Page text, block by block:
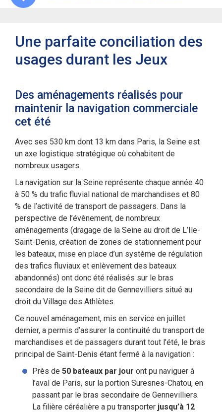
Une parfaite conciliation des
usages durant les Jeux
Des aménagements réalisés pour
maintenir la navigation commerciale
cet été
Avec ses 530 km dont 13 km dans Paris, la Seine est
un axe logistique stratégique où cohabitent de
nombreux usagers.
La navigation sur la Seine représente chaque année 40
à 50 % du trafic fluvial national de marchandises et 80
% de l’activité de transport de passagers. Dans la
perspective de l’évènement, de nombreux
aménagements (dragage de la Seine au droit de L’Ile-
Saint-Denis, création de zones de stationnement pour
les bateaux, mise en place d’un système de régulation
des trafics fluviaux et enlèvement des bateaux
abandonnés) ont donc été réalisés sur le bras
secondaire de la Seine dit de Gennevilliers situé au
droit du Village des Athlètes.
Ce nouvel aménagement, mis en service en juillet
dernier, a permis d’assurer la continuité du transport de
marchandises et de passagers durant tout l’été, le bras
principal de Saint-Denis étant fermé à la navigation :
Près de 50 bateaux par jour ont pu naviguer à
l’aval de Paris, sur la portion Suresnes-Chatou, en
passant par le bras secondaire de Gennevilliers.
La filière céréalière a pu transporter jusqu’à 12